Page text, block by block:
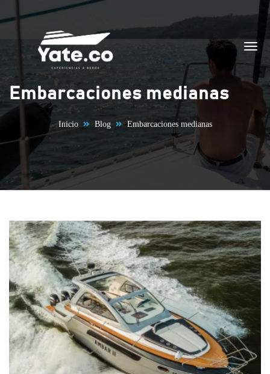
Saltar al contenido
Embarcaciones medianas
Inicio Blog Embarcaciones medianas